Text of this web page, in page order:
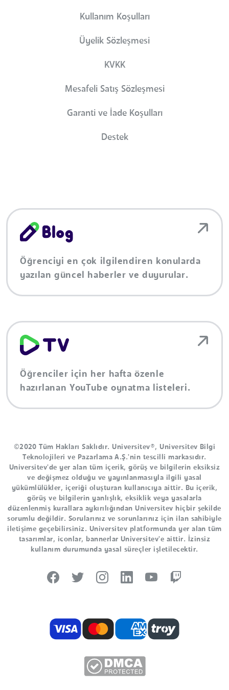
Kullanım Koşulları
Üyelik Sözleşmesi
KVKK
Mesafeli Satış Sözleşmesi
Garanti ve İade Koşulları
Destek
Öğrenciyi en çok ilgilendiren konularda
yazılan güncel haberler ve duyurular.
Öğrenciler için her hafta özenle
hazırlanan YouTube oynatma listeleri.
©2020 Tüm Hakları Saklıdır. Universitev®, Universitev Bilgi
Teknolojileri ve Pazarlama A.Ş.'nin tescilli markasıdır.
Universitev'de yer alan tüm içerik, görüş ve bilgilerin eksiksiz
ve değişmez olduğu ve yayınlanmasıyla ilgili yasal
yükümlülükler, içeriği oluşturan kullanıcıya aittir. Bu içerik,
görüş ve bilgilerin yanlışlık, eksiklik veya yasalarla
düzenlenmiş kurallara aykırılığından Universitev hiçbir şekilde
sorumlu değildir. Sorularınız ve sorunlarınız için ilan sahibiyle
iletişime geçebilirsiniz. Universitev platformunda yer alan tüm
tasarımlar, iconlar, bannerlar Universitev'e aittir. İzinsiz
kullanım durumunda yasal süreçler işletilecektir.